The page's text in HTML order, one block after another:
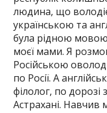
людина, що
українською та
була рідною
моєї мами. Я
Російською
по Росії. А
філолог, по дорозі
Астрахані. Навчив